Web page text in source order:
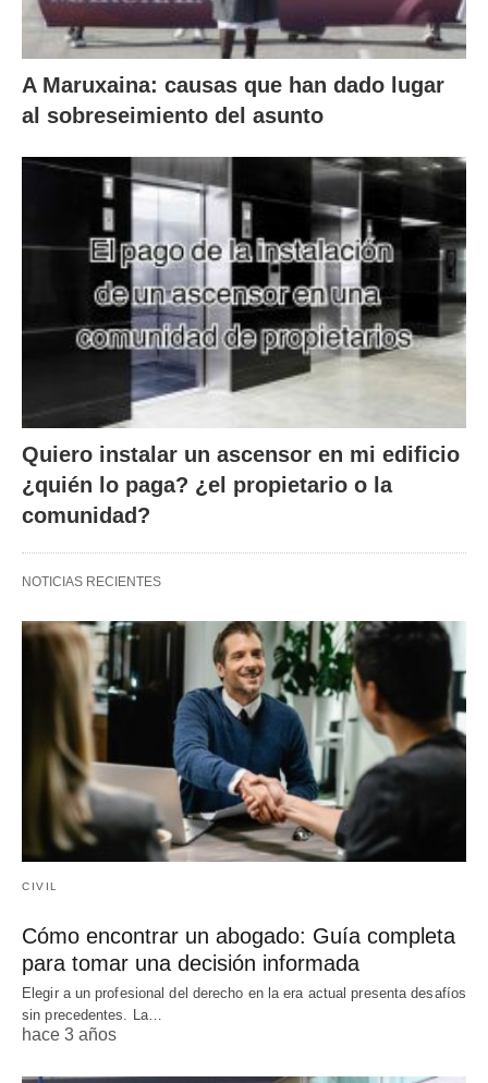
A Maruxaina: causas que han dado lugar
al sobreseimiento del asunto
Quiero instalar un ascensor en mi edificio
¿quién lo paga? ¿el propietario o la
comunidad?
NOTICIAS RECIENTES
CIVIL
Cómo encontrar un abogado: Guía completa
para tomar una decisión informada
Elegir a un profesional del derecho en la era actual presenta desafíos
sin precedentes. La…
hace 3 años